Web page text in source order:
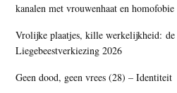
kanalen met vrouwenhaat en homofobie
Vrolijke plaatjes, kille werkelijkheid:
Liegebeestverkiezing 2026
Geen dood, geen vrees (28) – Identiteit